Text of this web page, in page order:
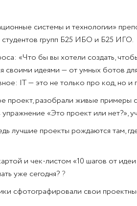
системы и технологии»
студентов групп Б25 ИБО и Б25 ИГО.
«Что бы вы хотели создать,
своими идеями — от умных ботов
IT — это не только про код, но
проект, разобрали живые
«Это проект или нет?»,
лучшие проекты рождаются там,
и чек-листом «10 шагов от
уже сегодня? ?
сфотографировали свои